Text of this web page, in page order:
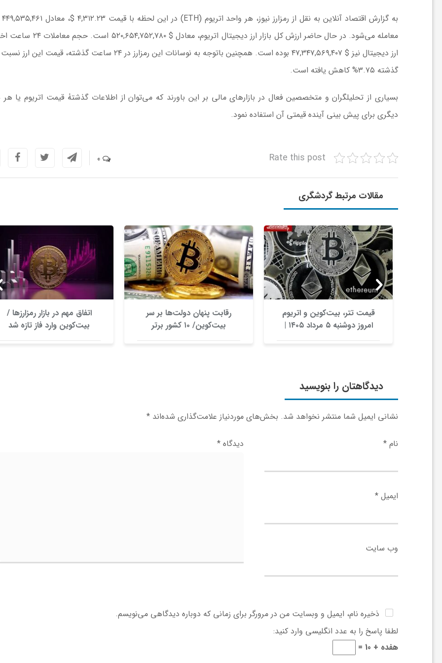
معامله می‌شود. در حال حاضر ارزش کل بازار ارز دیجیتال اتریوم،
ارز دیجیتال نیز $ ۴۷,۳۴۷,۵۶۹,۴۰۷ بوده است. همچنین باتوجه به نوسانات این رمزارز در ۲۴ ساعت گذشته،
گذشته ۳.۷۵% کاهش یافته است.
بسیاری از تحلیلگران و متخصصین فعال در بازار‌های مالی بر این باورند که می‌توان از اطلاعات گذشتۀ قیمت اتریوم یا هر
دیگری برای پیش بینی آینده قیمتی آن استفاده نمود.
Rate this post
0
مقالات مرتبط گردشگری
قیمت تتر، بیت‌کوین و اتریوم
امروز دوشنبه ۵ مرداد ۱۴۰۵ |
بیت‌کوین این مرز را از دست
رقابت پنهان دولت‌ها بر سر
بیت‌کوین/ ۱۰ کشور برتر
کدامند؟
اتفاق مهم در بازار رمزارزها /
بیت‌کوین وارد فاز تازه شد
دیدگاهتان را بنویسید
نشانی ایمیل شما منتشر نخواهد شد. بخش‌های موردنیاز علامت‌گذاری شده‌اند *
دیدگاه* نام *
ایمیل *
وب‌ سایت
ذخیره نام، ایمیل و وبسایت من در مرورگر برای زمانی که دوباره دیدگاهی می‌نویسم.
لطفا پاسخ را به عدد انگلیسی وارد کنید:
هفده + 10 =